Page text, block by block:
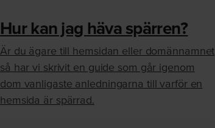
Hur kan jag häva spärren?
Är du ägare till hemsidan eller domännamnet
så har vi skrivit en guide som går igenom
dom vanligaste anledningarna till varför en
hemsida är spärrad.